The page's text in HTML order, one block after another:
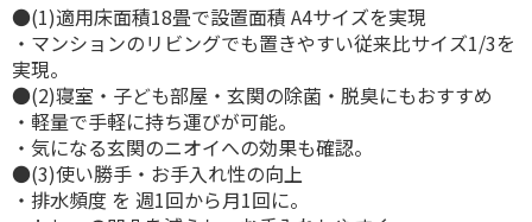
●(1)適用床面積18畳で設置面積 A4サイズを実現
・マンションのリビングでも置きやすい従来比サイズ1/3を
実現。
●(2)寝室・子ども部屋・玄関の除菌・脱臭にもおすすめ
・軽量で手軽に持ち運びが可能。
・気になる玄関のニオイへの効果も確認。
●(3)使い勝手・お手入れ性の向上
・排水頻度 を 週1回から月1回に。